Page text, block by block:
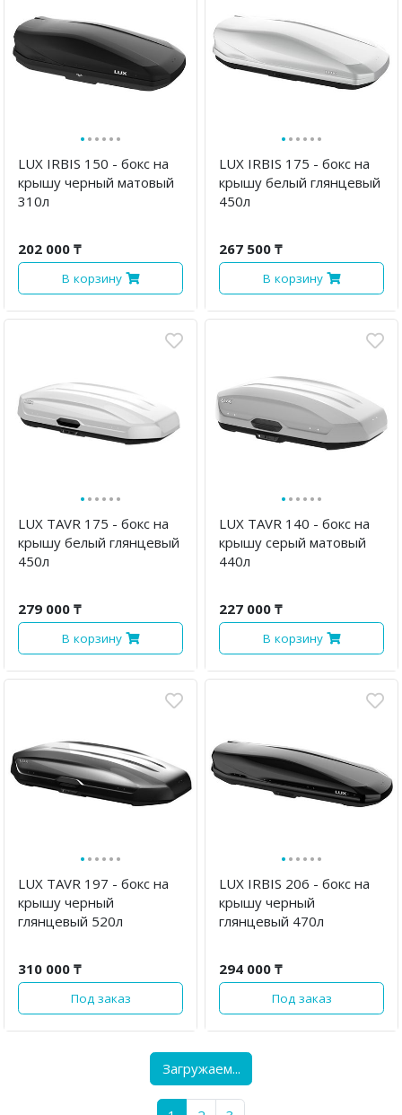
······
LUX IRBIS 150 - бокс на
крышу черный матовый
310л
202 000 ₸
В корзину
······
LUX IRBIS 175 - бокс на
крышу белый глянцевый
450л
267 500 ₸
В корзину
······
LUX TAVR 175 - бокс на
крышу белый глянцевый
450л
279 000 ₸
В корзину
······
LUX TAVR 140 - бокс на
крышу серый матовый
440л
227 000 ₸
В корзину
······
LUX TAVR 197 - бокс на
крышу черный
глянцевый 520л
310 000 ₸
Под заказ
······
LUX IRBIS 206 - бокс на
крышу черный
глянцевый 470л
294 000 ₸
Под заказ